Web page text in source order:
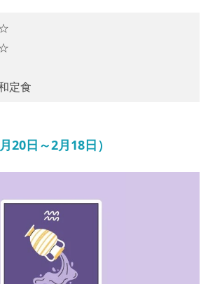
定食
20日～2月18日）